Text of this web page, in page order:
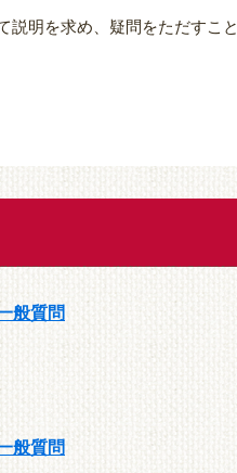
説明を求め、疑問をただすこと
般質問
般質問